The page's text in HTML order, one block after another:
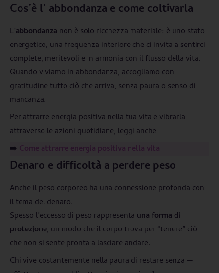
Cos’è l’ abbondanza e come coltivarla
L’abbondanza non è solo ricchezza materiale: è uno stato
energetico, una frequenza interiore che ci invita a sentirci
complete, meritevoli e in armonia con il flusso della vita.
Quando viviamo in abbondanza, accogliamo con
gratitudine tutto ciò che arriva, senza paura o senso di
mancanza.
Per attrarre energia positiva nella tua vita e vibrarla
attraverso le azioni quotidiane, leggi anche
➡️ Come attrarre energia positiva nella vita
Denaro e difficoltà a perdere peso
Anche il peso corporeo ha una connessione profonda con
il tema del denaro.
Spesso l’eccesso di peso rappresenta una forma di
protezione, un modo che il corpo trova per “tenere” ciò
che non si sente pronta a lasciare andare.
Chi vive costantemente nella paura di restare senza —